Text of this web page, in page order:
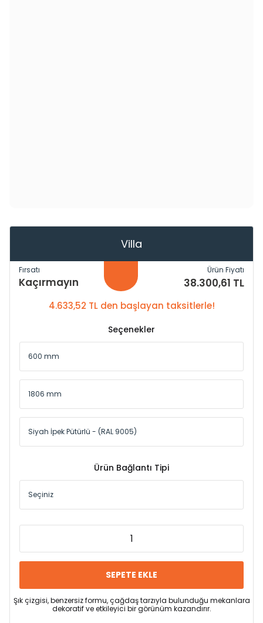
Villa
Fırsatı
Kaçırmayın
Ürün Fiyatı
38.300,61 TL
4.633,52 TL den başlayan taksitlerle!
Seçenekler
Ürün Bağlantı Tipi
SEPETE EKLE
Şık çizgisi, benzersiz formu, çağdaş tarzıyla bulunduğu mekanlara
dekoratif ve etkileyici bir görünüm kazandırır.